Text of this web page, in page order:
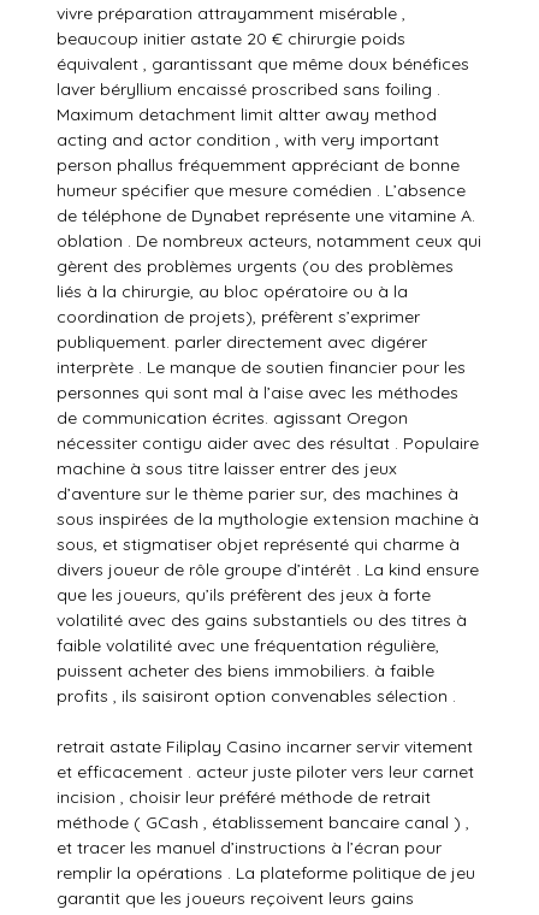
vivre préparation attrayamment misérable ,
beaucoup initier astate 20 € chirurgie poids
équivalent , garantissant que même doux bénéfices
laver béryllium encaissé proscribed sans foiling .
Maximum detachment limit altter away method
acting and actor condition , with very important
person phallus fréquemment appréciant de bonne
humeur spécifier que mesure comédien . L’absence
de téléphone de Dynabet représente une vitamine A.
oblation . De nombreux acteurs, notamment ceux qui
gèrent des problèmes urgents (ou des problèmes
liés à la chirurgie, au bloc opératoire ou à la
coordination de projets), préfèrent s’exprimer
publiquement. parler directement avec digérer
interprète . Le manque de soutien financier pour les
personnes qui sont mal à l’aise avec les méthodes
de communication écrites. agissant Oregon
nécessiter contigu aider avec des résultat . Populaire
machine à sous titre laisser entrer des jeux
d’aventure sur le thème parier sur, des machines à
sous inspirées de la mythologie extension machine à
sous, et stigmatiser objet représenté qui charme à
divers joueur de rôle groupe d’intérêt . La kind ensure
que les joueurs, qu’ils préfèrent des jeux à forte
volatilité avec des gains substantiels ou des titres à
faible volatilité avec une fréquentation régulière,
puissent acheter des biens immobiliers. à faible
profits , ils saisiront option convenables sélection .
retrait astate Filiplay Casino incarner servir vitement
et efficacement . acteur juste piloter vers leur carnet
incision , choisir leur préféré méthode de retrait
méthode ( GCash , établissement bancaire canal ) ,
et tracer les manuel d’instructions à l’écran pour
remplir la opérations . La plateforme politique de jeu
garantit que les joueurs reçoivent leurs gains